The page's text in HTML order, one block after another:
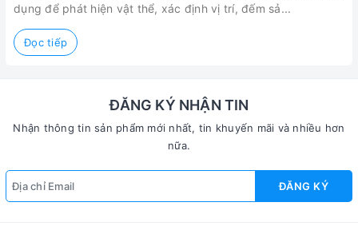
dụng để phát hiện vật thể, xác định vị trí, đếm sả...
Đọc tiếp
ĐĂNG KÝ NHẬN TIN
Nhận thông tin sản phẩm mới nhất, tin khuyến mãi và nhiều hơn
nữa.
ĐĂNG KÝ